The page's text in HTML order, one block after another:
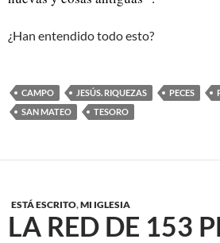
¿Han entendido todo esto?
CAMPO JESÚS. RIQUEZAS PECES
SAN MATEO
TESORO
ESTÁ ESCRITO,MI IGLESIA
LA RED DE 153